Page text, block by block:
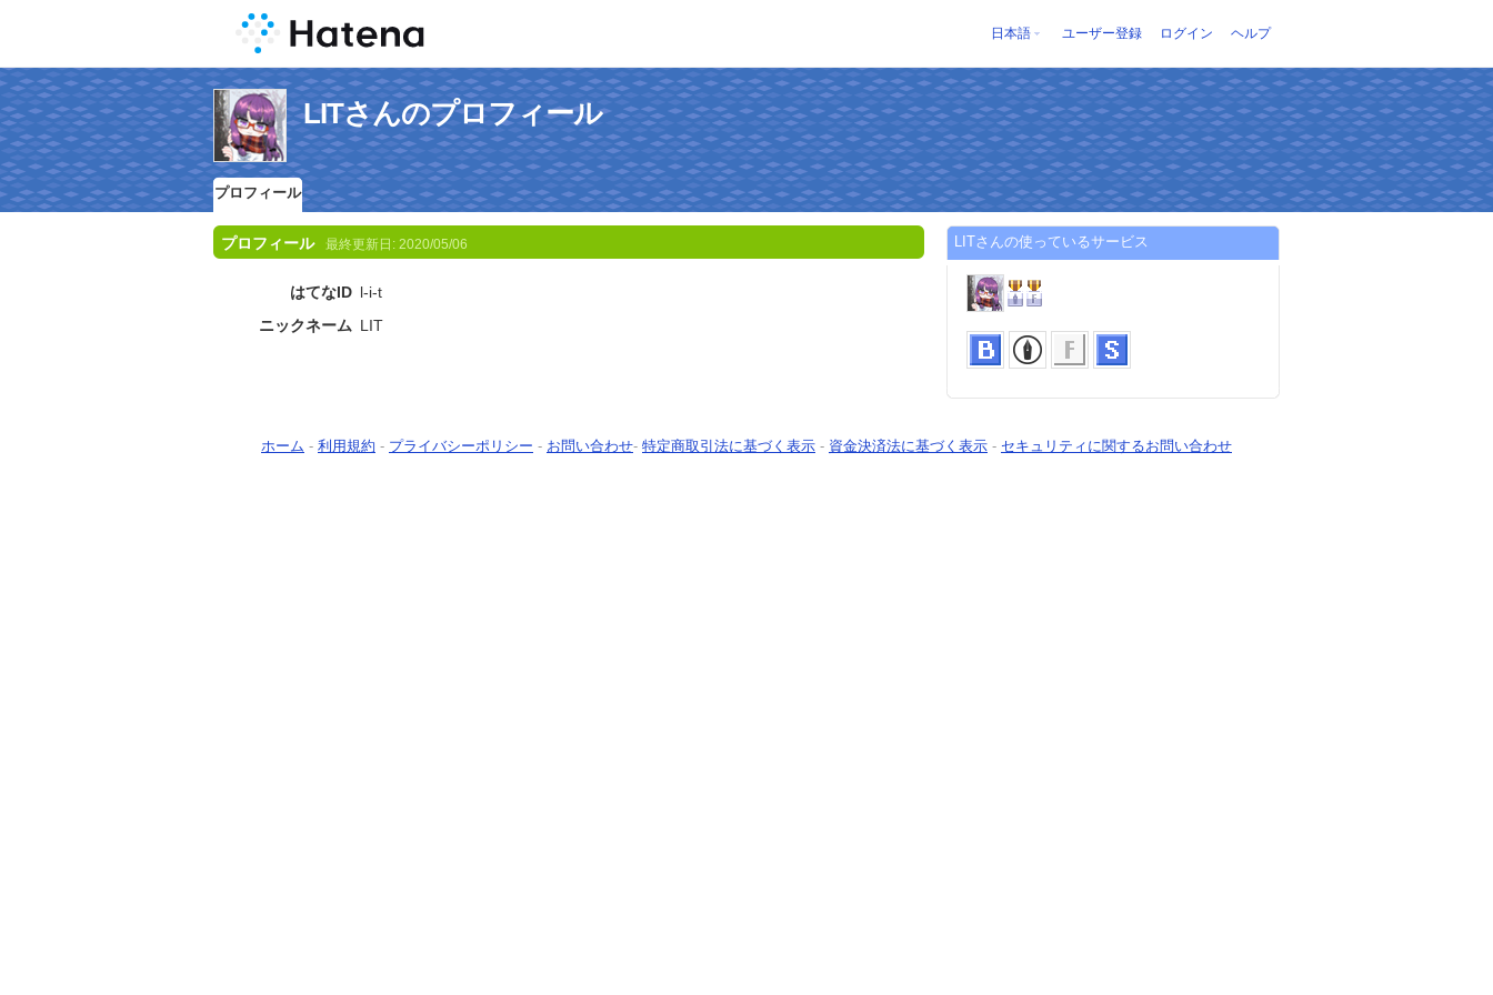
日本語 ユーザー登録 ログイン ヘルプ
LITさんのプロフィール
プロフィール
プロフィール 最終更新日: 2020/05/06
はてなID l-i-t
ニックネーム LIT
LITさんの使っているサービス
ホーム - 利用規約 - プライバシーポリシー - お問い合わせ- 特定商取引法に基づく表示 - 資金決済法に基づく表示 - セキュリティに関するお問い合わせ